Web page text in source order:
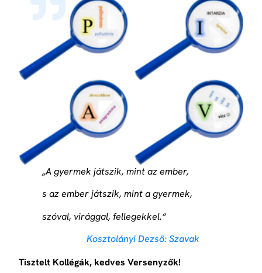
„A gyermek játszik, mint az ember,
s az ember játszik, mint a gyermek,
szóval, virággal, fellegekkel.“
Kosztolányi Dezső: Szavak
Tisztelt Kollégák, kedves Versenyzők!